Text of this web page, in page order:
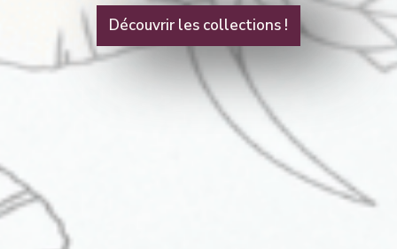
Découvrir les collections !